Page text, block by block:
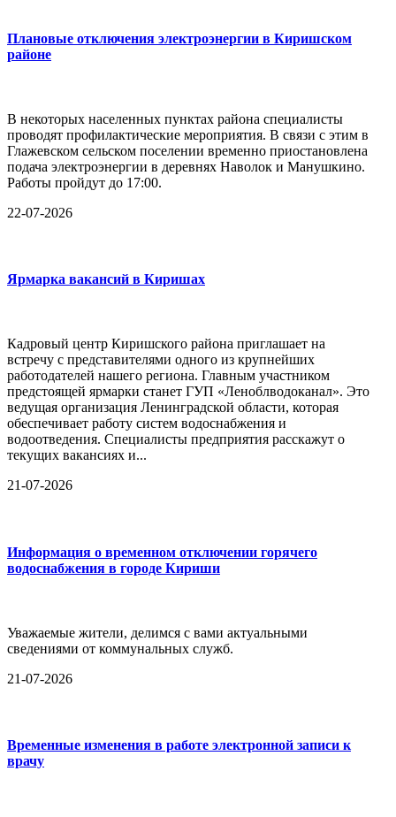
Плановые отключения электроэнергии в Киришском
районе
В некоторых населенных пунктах района специалисты
проводят профилактические мероприятия. В связи с этим в
Глажевском сельском поселении временно приостановлена
подача электроэнергии в деревнях Наволок и Манушкино.
Работы пройдут до 17:00.
22-07-2026
Ярмарка вакансий в Киришах
Кадровый центр Киришского района приглашает на
встречу с представителями одного из крупнейших
работодателей нашего региона. Главным участником
предстоящей ярмарки станет ГУП «Леноблводоканал». Это
ведущая организация Ленинградской области, которая
обеспечивает работу систем водоснабжения и
водоотведения. Специалисты предприятия расскажут о
текущих вакансиях и...
21-07-2026
Информация о временном отключении горячего
водоснабжения в городе Кириши
Уважаемые жители, делимся с вами актуальными
сведениями от коммунальных служб.
21-07-2026
Временные изменения в работе электронной записи к
врачу